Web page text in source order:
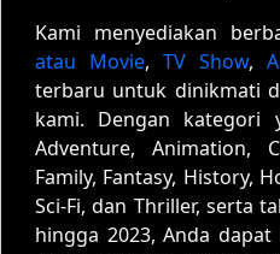
Kami menyediakan
atau Movie, TV Show,
terbaru untuk dinikmati
kami. Dengan kategori
Adventure, Animation,
Family, Fantasy, History,
Sci-Fi, dan Thriller, serta
hingga 2023, Anda